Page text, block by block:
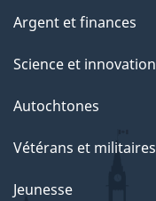
Argent et finances
Science et innovation
Autochtones
Vétérans et militaires
Jeunesse